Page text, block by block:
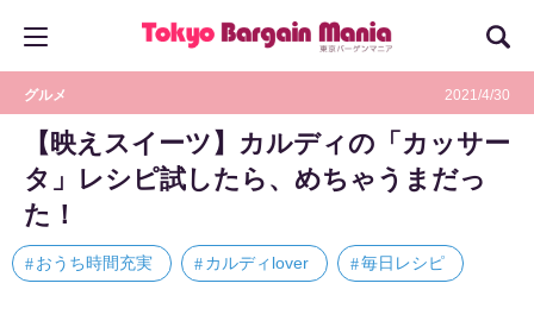
グルメ 2021/4/30
【映えスイーツ】カルディの「カッサー
タ」レシピ試したら、めちゃうまだっ
た！
おうち時間充実 カルディlover 毎日レシピ